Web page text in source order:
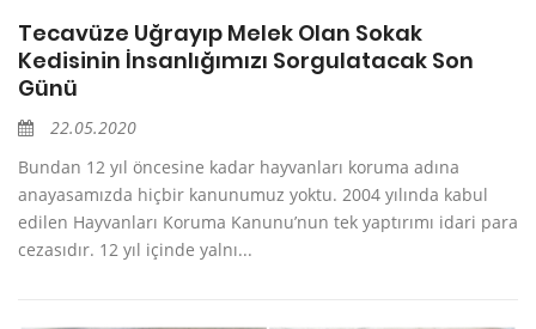
Tecavüze Uğrayıp Melek Olan Sokak
Kedisinin İnsanlığımızı Sorgulatacak Son
Günü
22.05.2020
Bundan 12 yıl öncesine kadar hayvanları koruma adına
anayasamızda hiçbir kanunumuz yoktu. 2004 yılında kabul
edilen Hayvanları Koruma Kanunu’nun tek yaptırımı idari para
cezasıdır. 12 yıl içinde yalnı...